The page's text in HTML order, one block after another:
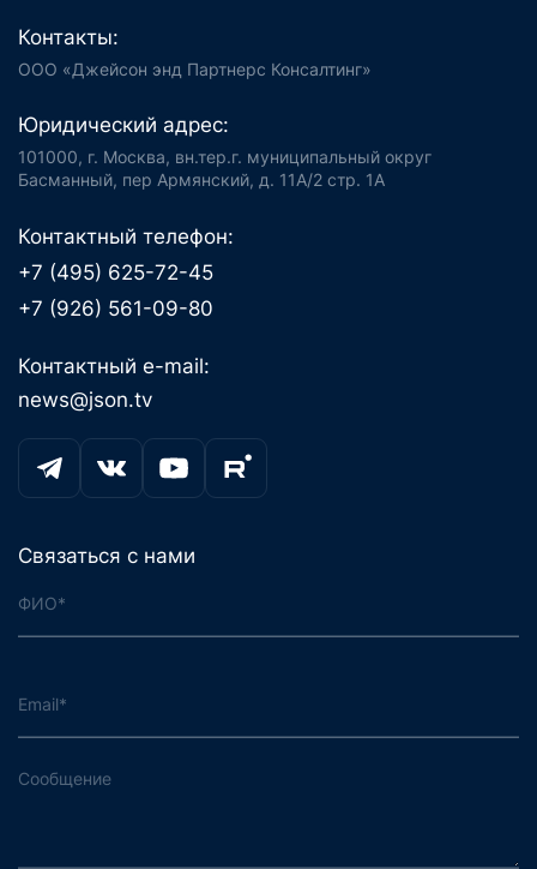
Контакты:
ООО «Джейсон энд Партнерс Консалтинг»
Юридический адрес:
101000, г. Москва, вн.тер.г. муниципальный округ
Басманный, пер Армянский, д. 11А/2 стр. 1А
Контактный телефон:
+7 (495) 625-72-45
+7 (926) 561-09-80
Контактный e-mail:
news@json.tv
Связаться с нами